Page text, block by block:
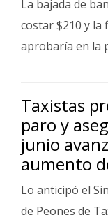
La bajada de
costar $210 y la
aprobaría en la
Taxistas
paro y
junio
aumento
Lo anticipó el
de Peones de